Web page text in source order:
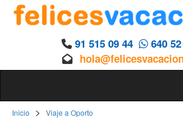
91 515 09 44
640
Inicio > Viaje a Oporto